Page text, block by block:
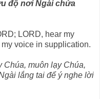
độ nơi Ngài chứa
LORD, hear my
voice in supplication.
Chúa, muôn lạy Chúa,
lắng tai để ý nghe lời